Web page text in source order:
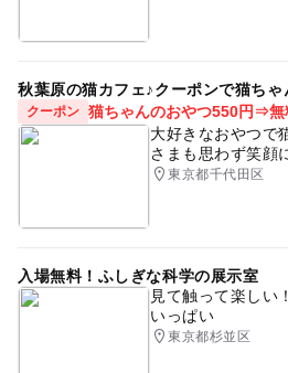
秋葉原の猫カフェ♪クーポンで猫ち
クーポン 猫ちゃんのおやつ550円⇒無
大好きなおやつで
さまも思わず笑顔
東京都千代田区
入場無料！ふしぎな科学の展示室
見て触って楽しい
いっぱい
東京都杉並区